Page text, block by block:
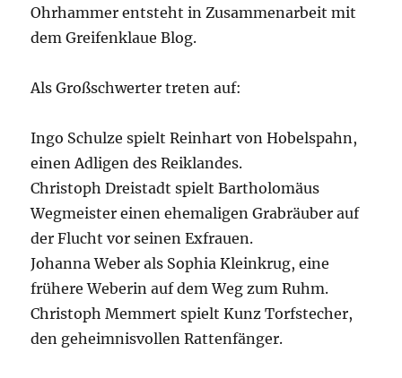
Ohrhammer entsteht in Zusammenarbeit mit
dem Greifenklaue Blog.
Als Großschwerter treten auf:
Ingo Schulze spielt Reinhart von Hobelspahn,
einen Adligen des Reiklandes.
Christoph Dreistadt spielt Bartholomäus
Wegmeister einen ehemaligen Grabräuber auf
der Flucht vor seinen Exfrauen.
Johanna Weber als Sophia Kleinkrug, eine
frühere Weberin auf dem Weg zum Ruhm.
Christoph Memmert spielt Kunz Torfstecher,
den geheimnisvollen Rattenfänger.